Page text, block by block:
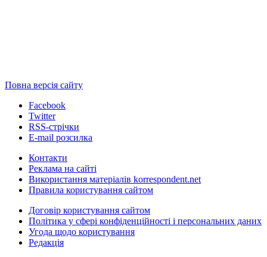
Повна версія сайту
Facebook
Twitter
RSS-стрічки
E-mail розсилка
Контакти
Реклама на сайті
Використання матеріалів korrespondent.net
Правила користування сайтом
Договір користування сайтом
Політика у сфері конфіденційності і персональних даних
Угода щодо користування
Редакція